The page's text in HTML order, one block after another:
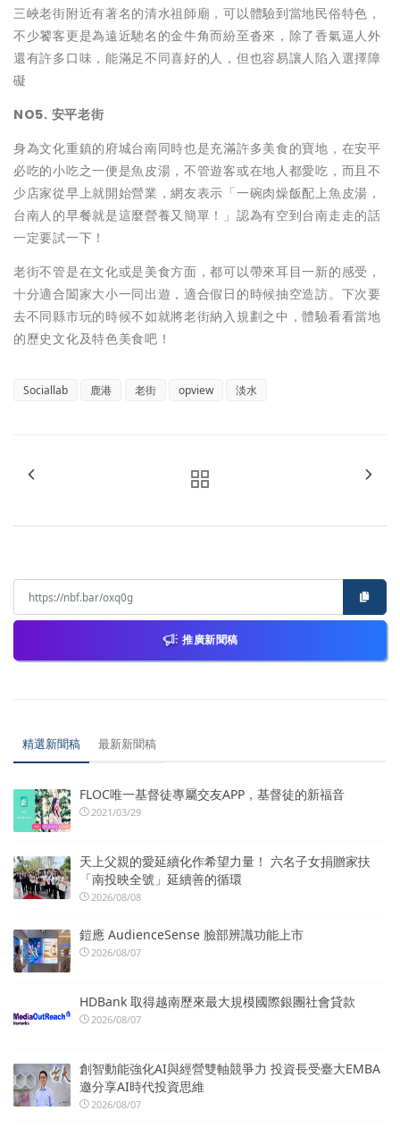
三峽老街附近有著名的清水祖師廟，可以體驗到當地民俗特色，
不少饕客更是為遠近馳名的金牛角而紛至沓來，除了香氣逼人外
還有許多口味，能滿足不同喜好的人，但也容易讓人陷入選擇障
礙
NO5. 安平老街
身為文化重鎮的府城台南同時也是充滿許多美食的寶地，在安平
必吃的小吃之一便是魚皮湯，不管遊客或在地人都愛吃，而且不
少店家從早上就開始營業，網友表示「一碗肉燥飯配上魚皮湯，
台南人的早餐就是這麼營養又簡單！」認為有空到台南走走的話
一定要試一下！
老街不管是在文化或是美食方面，都可以帶來耳目一新的感受，
十分適合闔家大小一同出遊，適合假日的時候抽空造訪。下次要
去不同縣市玩的時候不如就將老街納入規劃之中，體驗看看當地
的歷史文化及特色美食吧！
Sociallab 鹿港 老街 opview 淡水
推廣新聞稿
精選新聞稿 最新新聞稿
FLOC唯一基督徒專屬交友APP，基督徒的新福音
2021/03/29
天上父親的愛延續化作希望力量！ 六名子女捐贈家扶
「南投映全號」延續善的循環
2026/08/08
鎧應 AudienceSense 臉部辨識功能上市
2026/08/07
HDBank 取得越南歷來最大規模國際銀團社會貸款
2026/08/07
創智動能強化AI與經營雙軸競爭力 投資長受臺大EMBA
邀分享AI時代投資思維
2026/08/07